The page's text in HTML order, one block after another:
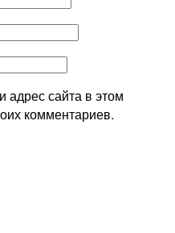
адрес сайта в этом
комментариев.